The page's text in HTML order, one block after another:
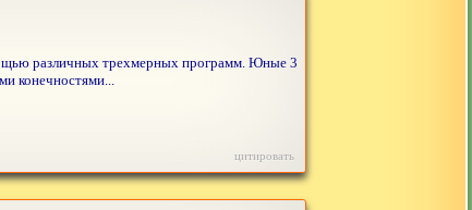
различных трехмерных программ. Юные 3
конечностями...
цитировать